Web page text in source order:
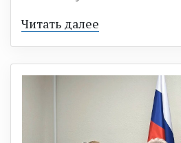
Читать далее